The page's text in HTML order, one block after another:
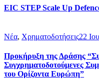
EIC STEP Scale Up
Νέα, Χρηματοδοτήσεις22
Προκήρυξη της Δράσης
Συγχρηματοδοτούμενες
του Ορίζοντα Ευρώπη”